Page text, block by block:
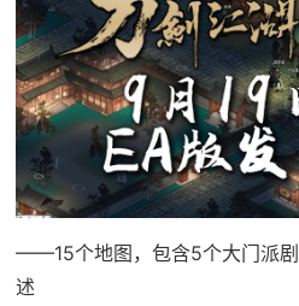
——15个地图，包含5个大门派
述